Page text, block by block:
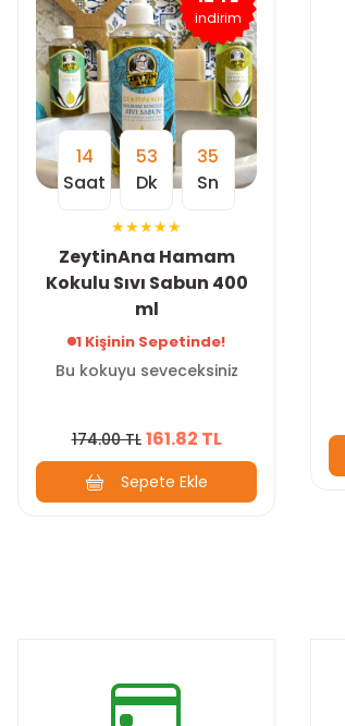
indirim
14
Saat
53
Dk
34
Sn
ZeytinAna Hamam
Kokulu Sıvı Sabun 400
ml
1 Kişinin Sepetinde!
Bu kokuyu seveceksiniz
174.00 TL 161.82 TL
Sepete Ekle